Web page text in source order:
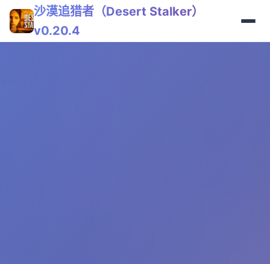
沙漠追猎者（Desert Stalker）
v0.20.4